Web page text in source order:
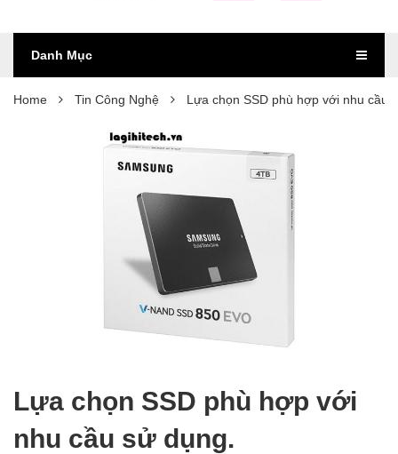
Danh Mục
Home Tin Công Nghệ Lựa chọn SSD phù hợp với nhu cầu
Lựa chọn SSD phù hợp với
nhu cầu sử dụng.